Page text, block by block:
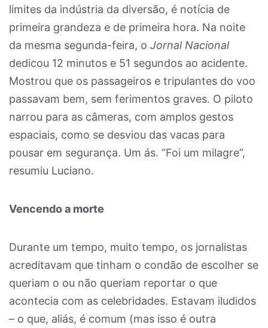
limites da indústria da diversão, é notícia de
primeira grandeza e de primeira hora. Na noite
da mesma segunda-feira, o Jornal Nacional
dedicou 12 minutos e 51 segundos ao acidente.
Mostrou que os passageiros e tripulantes do voo
passavam bem, sem ferimentos graves. O piloto
narrou para as câmeras, com amplos gestos
espaciais, como se desviou das vacas para
pousar em segurança. Um ás. “Foi um milagre”,
resumiu Luciano.
Vencendo a morte
Durante um tempo, muito tempo, os jornalistas
acreditavam que tinham o condão de escolher se
queriam o ou não queriam reportar o que
acontecia com as celebridades. Estavam iludidos
– o que, aliás, é comum (mas isso é outra